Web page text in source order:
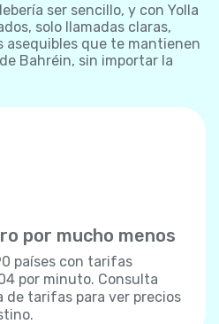
ser sencillo, y con Yolla
solo llamadas claras,
que te mantienen
Bahréin, sin importar la
por mucho menos
países con tarifas
por minuto. Consulta
de tarifas para ver precios